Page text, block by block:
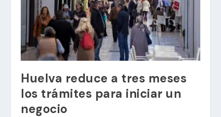
Huelva reduce a tres meses
los trámites para iniciar un
negocio